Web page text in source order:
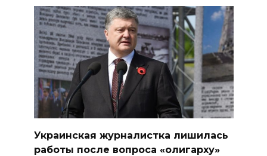
Украинская журналистка лишилась
работы после вопроса «олигарху»